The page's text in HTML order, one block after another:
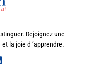
Rejoignez une
la joie d ’apprendre.